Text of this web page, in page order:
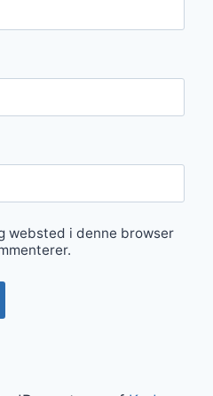
websted i denne browser